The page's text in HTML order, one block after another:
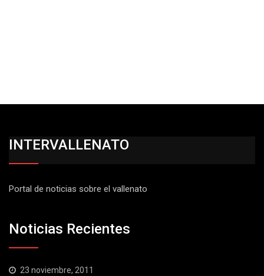
INTERVALLENATO
Portal de noticias sobre el vallenato
Noticias Recientes
23 noviembre, 2011